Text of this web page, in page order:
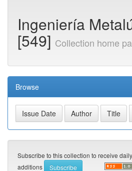
Ingeniería
[549] Collection home
Browse
Subscribe to this collection to receive
additions